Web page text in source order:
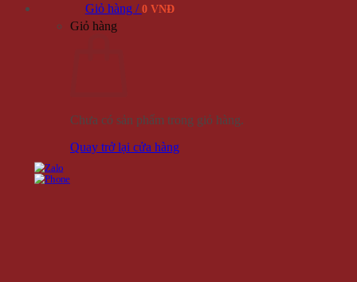
Giỏ hàng / 0 VNĐ
Giỏ hàng
Chưa có sản phẩm trong giỏ hàng.
Quay trở lại cửa hàng